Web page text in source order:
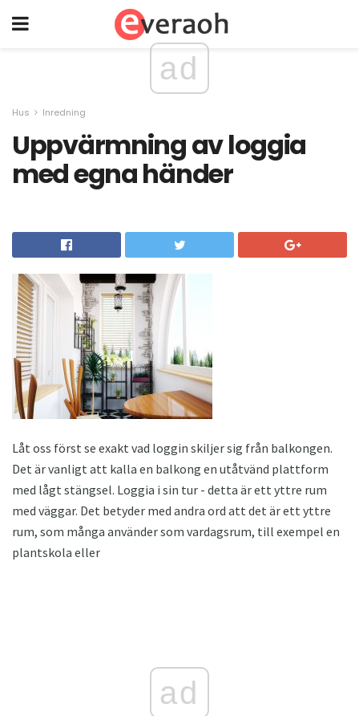
ad
Hus Inredning
Uppvärmning av loggia
med egna händer
Låt oss först se exakt vad loggin skiljer sig från balkongen.
Det är vanligt att kalla en balkong en utåtvänd plattform
med lågt stängsel. Loggia i sin tur - detta är ett yttre rum
med väggar. Det betyder med andra ord att det är ett yttre
rum, som många använder som vardagsrum, till exempel en
plantskola eller
ad